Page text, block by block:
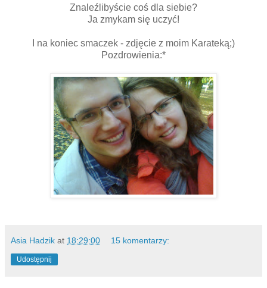
Znaleźlibyście coś dla siebie?
Ja zmykam się uczyć!
I na koniec smaczek - zdjęcie z moim Karateką;)
Pozdrowienia:*
Asia Hadzik at 18:29:00 15 komentarzy:
Udostępnij